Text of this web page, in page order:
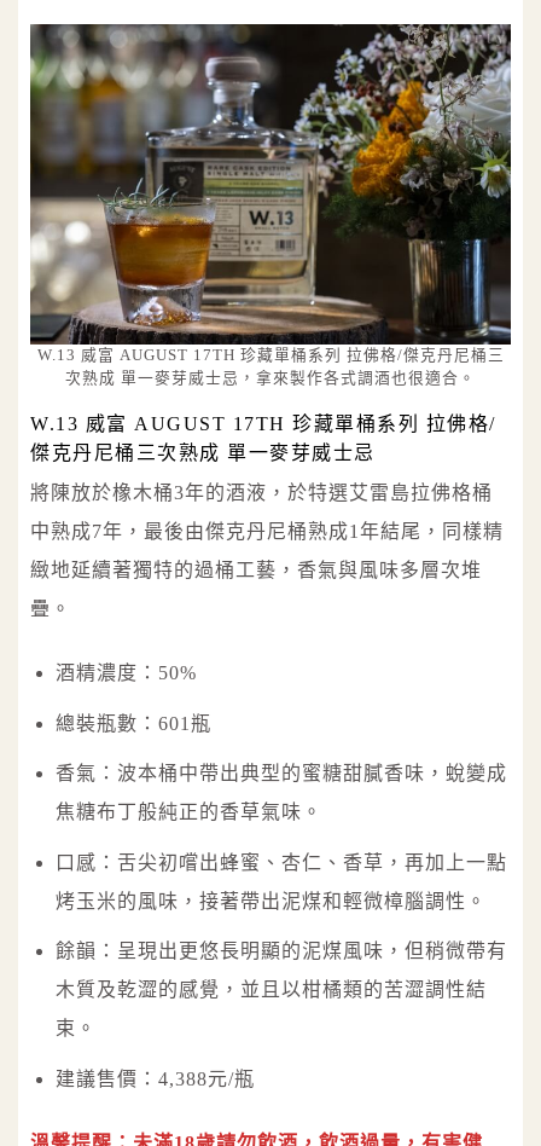
W.13 威富 AUGUST 17TH 珍藏單桶系列 拉佛格/傑克丹尼桶三
次熟成 單一麥芽威士忌，拿來製作各式調酒也很適合。
W.13 威富 AUGUST 17TH 珍藏單桶系列 拉佛格/
傑克丹尼桶三次熟成 單一麥芽威士忌
將陳放於橡木桶3年的酒液，於特選艾雷島拉佛格桶
中熟成7年，最後由傑克丹尼桶熟成1年結尾，同樣精
緻地延續著獨特的過桶工藝，香氣與風味多層次堆
疊。
酒精濃度：50%
總裝瓶數：601瓶
香氣：波本桶中帶出典型的蜜糖甜膩香味，蛻變成
焦糖布丁般純正的香草氣味。
口感：舌尖初嚐出蜂蜜、杏仁、香草，再加上一點
烤玉米的風味，接著帶出泥煤和輕微樟腦調性。
餘韻：呈現出更悠長明顯的泥煤風味，但稍微帶有
木質及乾澀的感覺，並且以柑橘類的苦澀調性結
束。
建議售價：4,388元/瓶